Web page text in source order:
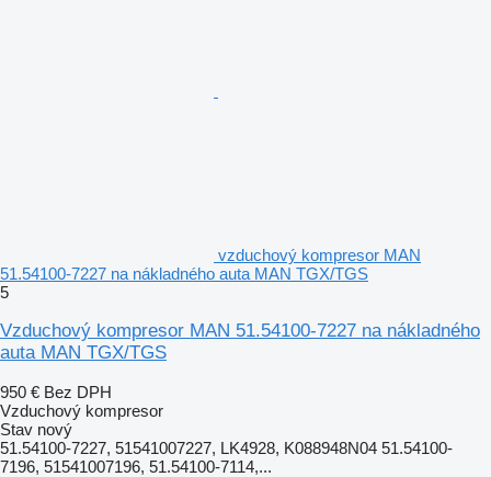
vzduchový kompresor MAN
51.54100-7227 na nákladného auta MAN TGX/TGS
5
Vzduchový kompresor MAN 51.54100-7227 na nákladného
auta MAN TGX/TGS
950 € Bez DPH
Vzduchový kompresor
Stav nový
51.54100-7227, 51541007227, LK4928, K088948N04 51.54100-
7196, 51541007196, 51.54100-7114,...